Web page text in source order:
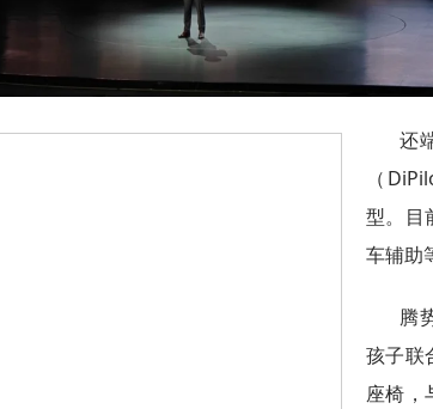
还
（
型。目
车辅助
腾
孩子联
座椅，